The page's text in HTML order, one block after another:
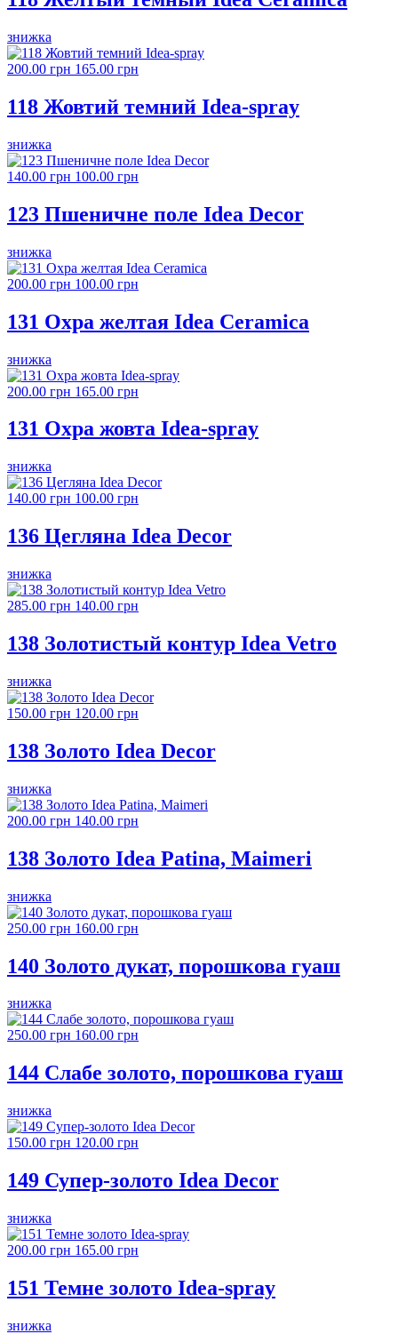
знижка
200.00 грн 165.00 грн
118 Жовтий темний Idea-spray
знижка
140.00 грн 100.00 грн
123 Пшеничне поле Idea Decor
знижка
200.00 грн 100.00 грн
131 Охра желтая Idea Ceramica
знижка
200.00 грн 165.00 грн
131 Охра жовта Idea-spray
знижка
140.00 грн 100.00 грн
136 Цегляна Idea Decor
знижка
285.00 грн 140.00 грн
138 Золотистый контур Idea Vetro
знижка
150.00 грн 120.00 грн
138 Золото Idea Decor
знижка
200.00 грн 140.00 грн
138 Золото Idea Patina, Maimeri
знижка
250.00 грн 160.00 грн
140 Золото дукат, порошкова гуаш
знижка
250.00 грн 160.00 грн
144 Слабе золото, порошкова гуаш
знижка
150.00 грн 120.00 грн
149 Супер-золото Idea Decor
знижка
200.00 грн 165.00 грн
151 Темне золото Idea-spray
знижка